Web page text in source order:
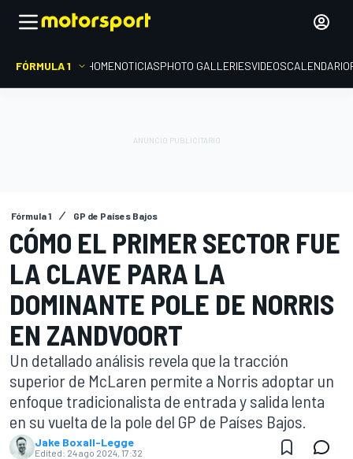
FÓRMULA 1 HOMENOTICIASPHOTO GALLERIESVIDEOSCALENDARIO
Fórmula 1 GP de Países Bajos
CÓMO EL PRIMER SECTOR FUE
LA CLAVE PARA LA
DOMINANTE POLE DE NORRIS
EN ZANDVOORT
Un detallado análisis revela que la tracción
superior de McLaren permite a Norris adoptar un
enfoque tradicionalista de entrada y salida lenta
en su vuelta de la pole del GP de Países Bajos.
Jake Boxall-Legge
Edited: 24 ago 2024, 17:32